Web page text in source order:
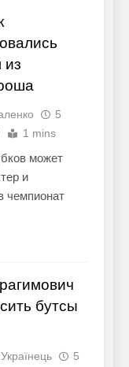
из
5
1 mins
может
и
чемпионат
бутсы
5